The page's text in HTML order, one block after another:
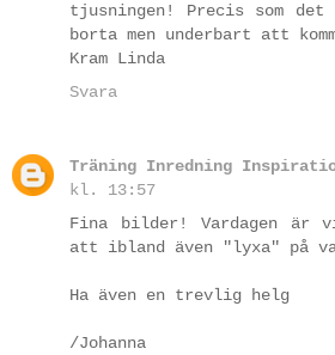
tjusningen! Precis som
borta men underbart att
Kram Linda
Svara
Träning Inredning
kl. 13:57
Fina bilder! Vardagen
att ibland även "lyxa" på
Ha även en trevlig helg
/Johanna